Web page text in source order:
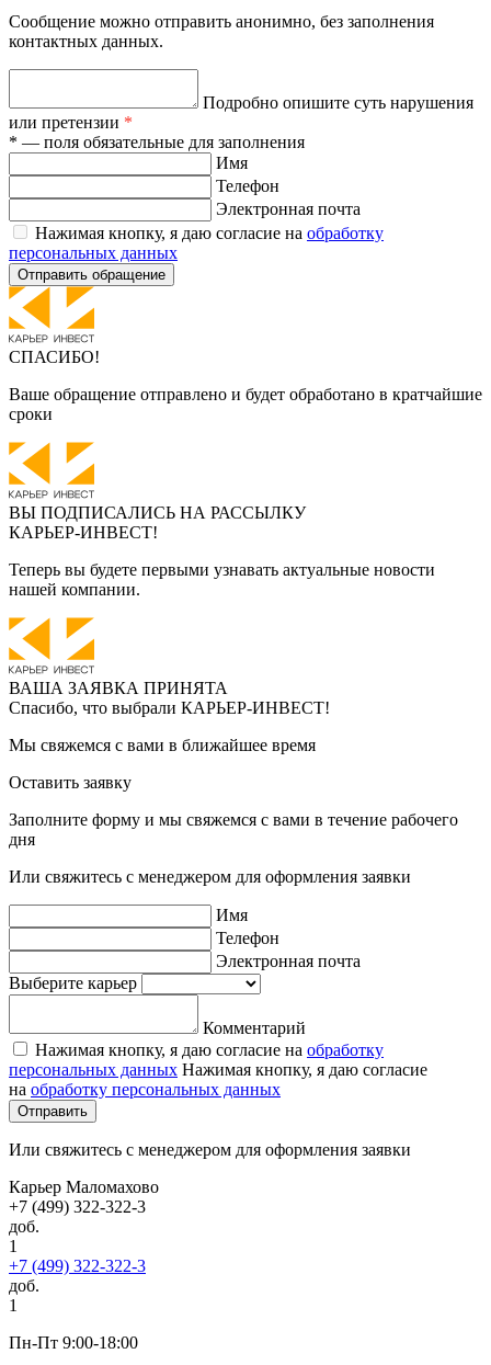
Сообщение можно отправить анонимно, без заполнения
контактных данных.
Подробно опишите суть нарушения
или претензии *
* — поля обязательные для заполнения
Имя
Телефон
Электронная почта
Нажимая кнопку, я даю согласие на обработку
персональных данных
Отправить обращение
СПАСИБО!
Ваше обращение отправлено и будет обработано в кратчайшие
сроки
ВЫ ПОДПИСАЛИСЬ НА РАССЫЛКУ
КАРЬЕР-ИНВЕСТ!
Теперь вы будете первыми узнавать актуальные новости
нашей компании.
ВАША ЗАЯВКА ПРИНЯТА
Спасибо, что выбрали КАРЬЕР-ИНВЕСТ!
Мы свяжемся с вами в ближайшее время
Оставить заявку
Заполните форму и мы свяжемся с вами в течение рабочего
дня
Или свяжитесь с менеджером для оформления заявки
Имя
Телефон
Электронная почта
Выберите карьер
Комментарий
Нажимая кнопку, я даю согласие на обработку
персональных данных Нажимая кнопку, я даю согласие
на обработку персональных данных
Отправить
Или свяжитесь с менеджером для оформления заявки
Карьер Маломахово
+7 (499) 322-322-3
доб.
1
+7 (499) 322-322-3
доб.
1
Пн-Пт 9:00-18:00